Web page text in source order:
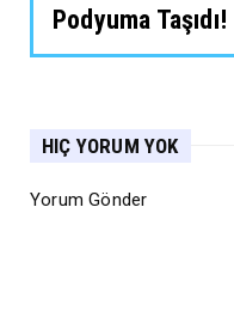
Podyuma Taşıdı!
HIÇ YORUM YOK
Yorum Gönder